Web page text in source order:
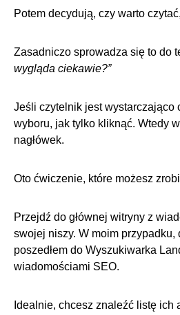
Potem decydują, czy warto
Zasadniczo sprowadza się to do
wygląda ciekawie?”
Jeśli czytelnik jest wystarczająco
wyboru, jak tylko kliknąć. Wtedy
nagłówek.
Oto ćwiczenie, które możesz
Przejdź do głównej witryny z
swojej niszy. W moim przypadku,
poszedłem do Wyszukiwarka
wiadomościami SEO.
Idealnie, chcesz znaleźć listę ich